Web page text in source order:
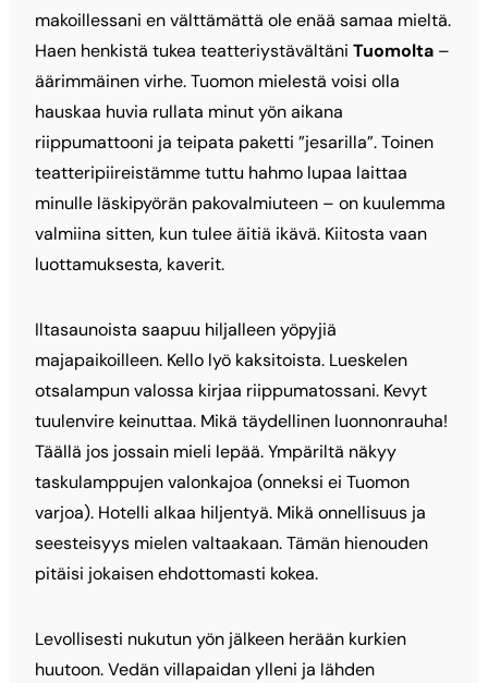
makoillessani en välttämättä ole enää samaa mieltä.
Haen henkistä tukea teatteriystävältäni Tuomolta –
äärimmäinen virhe. Tuomon mielestä voisi olla
hauskaa huvia rullata minut yön aikana
riippumattooni ja teipata paketti ”jesarilla”. Toinen
teatteripiireistämme tuttu hahmo lupaa laittaa
minulle läskipyörän pakovalmiuteen – on kuulemma
valmiina sitten, kun tulee äitiä ikävä. Kiitosta vaan
luottamuksesta, kaverit.
Iltasaunoista saapuu hiljalleen yöpyjiä
majapaikoilleen. Kello lyö kaksitoista. Lueskelen
otsalampun valossa kirjaa riippumatossani. Kevyt
tuulenvire keinuttaa. Mikä täydellinen luonnonrauha!
Täällä jos jossain mieli lepää. Ympäriltä näkyy
taskulamppujen valonkajoa (onneksi ei Tuomon
varjoa). Hotelli alkaa hiljentyä. Mikä onnellisuus ja
seesteisyys mielen valtaakaan. Tämän hienouden
pitäisi jokaisen ehdottomasti kokea.
Levollisesti nukutun yön jälkeen herään kurkien
huutoon. Vedän villapaidan ylleni ja lähden